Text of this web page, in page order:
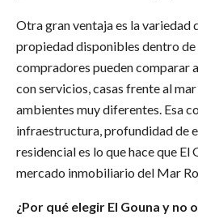
Otra gran ventaja es la variedad
propiedad disponibles dentro de
compradores pueden comparar
con servicios, casas frente al
ambientes muy diferentes. Esa
infraestructura, profundidad de
residencial es lo que hace que El
mercado inmobiliario del Mar
¿Por qué elegir El Gouna y